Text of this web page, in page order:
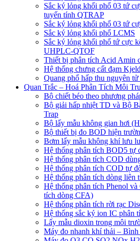
Sắc ký lỏng khối phổ 03 tứ
tuyến tính QTRAP
Sắc ký lỏng khối phổ 03 tứ
Sắc ký lỏng khối phổ LCMS
Sắc ký lỏng khối phổ tứ cực
UHPLC-QTOF
Thiết bị phân tích Acid Amin
Hệ thống chưng cất đạm
Quang phổ hấp thu nguyên
Quan Trắc – Hoá Phân Tích Môi
Bộ chiết béo theo phương
Bộ giải hấp nhiệt TD và Bộ
Trap
Bộ lấy mẫu không gian hơi
Bộ thiết bị đo BOD hiện
Bơm lấy mẫu không khí lưu
Hệ thống phân tích BOD5 tự
Hệ thống phân tích COD
Hệ thống phân tích COD tự
Hệ thống phân tích dòng liên
Hệ thống phân tích Phenol và
tích dòng CFA)
Hệ thống phân tích rời rạc
Hệ thống sắc ký ion IC phân
Lấy mẫu dioxin trong môi
Máy đo nhanh khí thải – Bình